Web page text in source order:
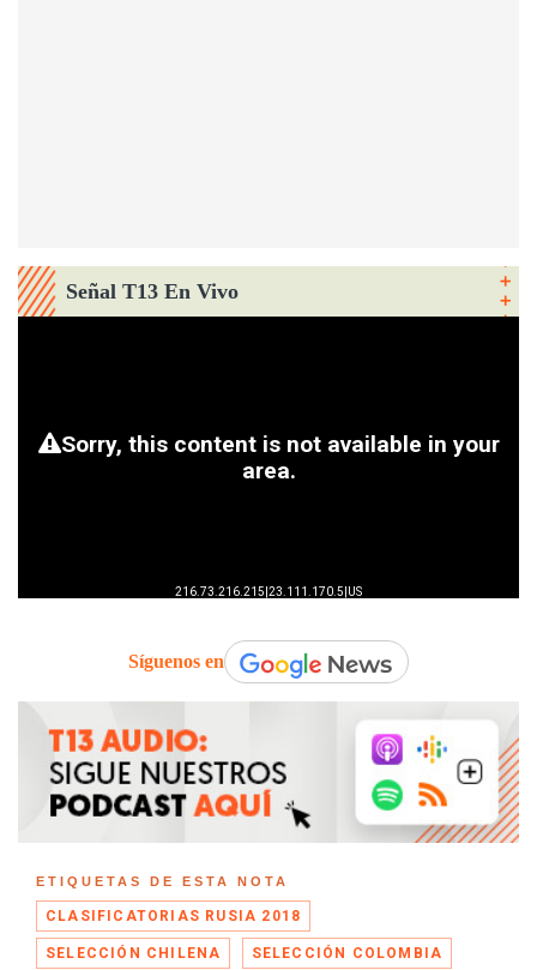
Señal T13 En Vivo
Síguenos en
ETIQUETAS DE ESTA NOTA
CLASIFICATORIAS RUSIA 2018
SELECCIÓN CHILENA SELECCIÓN COLOMBIA